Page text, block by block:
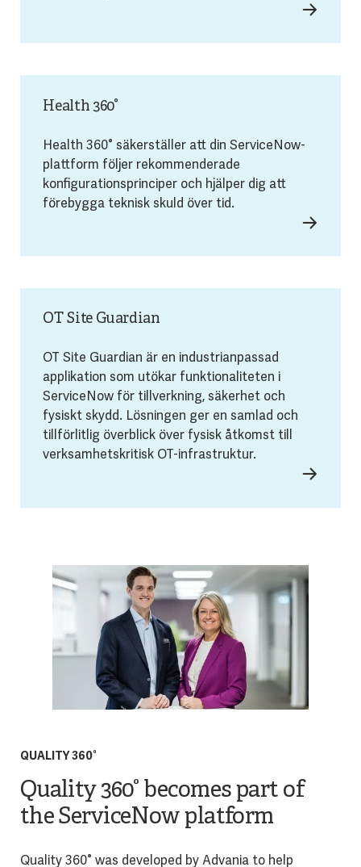
Health 360°
Health 360° säkerställer att din ServiceNow-
plattform följer rekommenderade
konfigurationsprinciper och hjälper dig att
förebygga teknisk skuld över tid.
OT Site Guardian
OT Site Guardian är en industrianpassad
applikation som utökar funktionaliteten i
ServiceNow för tillverkning, säkerhet och
fysiskt skydd. Lösningen ger en samlad och
tillförlitlig överblick över fysisk åtkomst till
verksamhetskritisk OT-infrastruktur.
QUALITY 360°
Quality 360° becomes part of
the ServiceNow platform
Quality 360° was developed by Advania to help